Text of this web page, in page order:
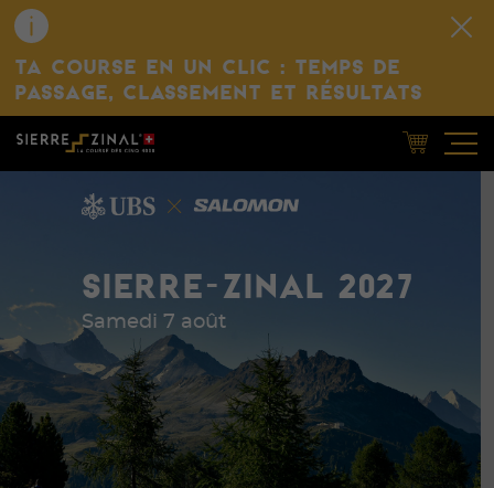
TA COURSE EN UN CLIC : TEMPS DE
PASSAGE, CLASSEMENT ET RÉSULTATS
SIERRE-ZINAL 2027
Samedi 7 août